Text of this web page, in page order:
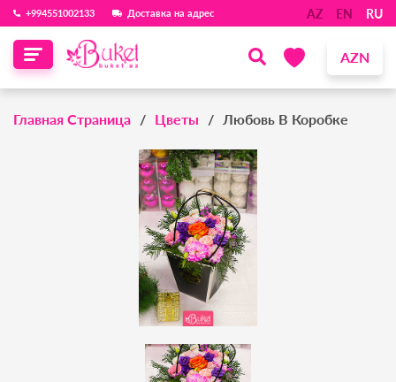
‪+994551002133‬ Доставка на адрес AZ EN RU
AZN
Главная Страница Цветы Любовь В Коробке